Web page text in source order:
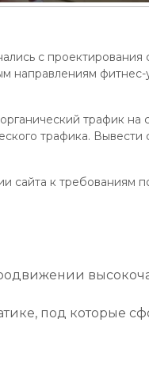
с проектирования
направлениям фитнес-
трафик на
трафика.
сайта к требованиям
под которые